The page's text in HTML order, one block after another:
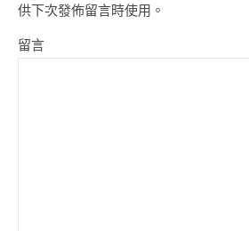
供下次發佈留言時使用。
留言